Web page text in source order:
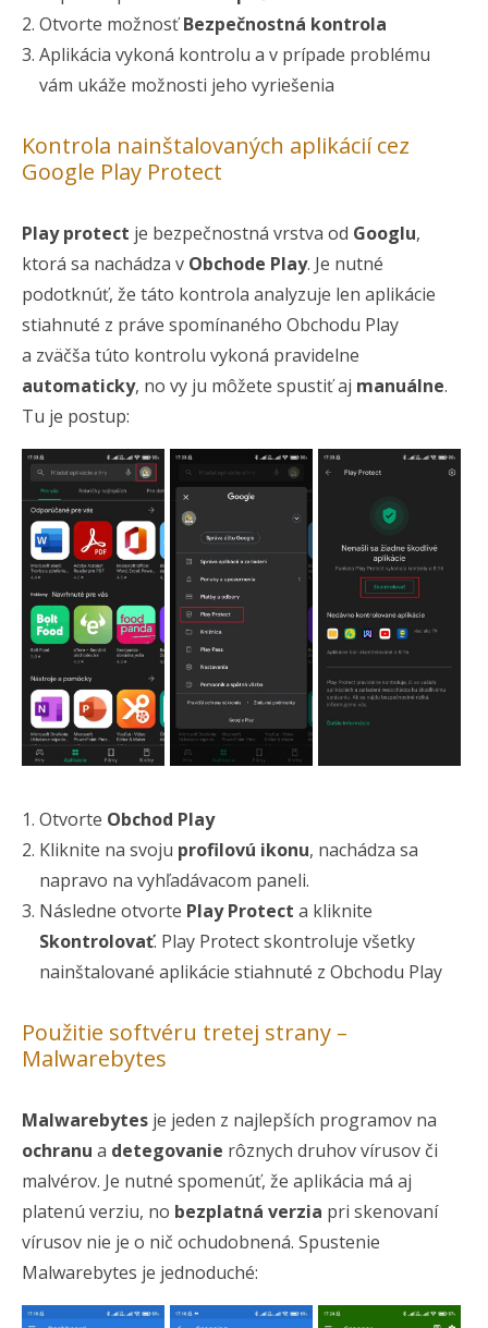
Otvorte možnosťBezpečnostná kontrola
Aplikácia vykoná kontrolu a v prípade problému
vám ukáže možnosti jeho vyriešenia
Kontrola nainštalovaných aplikácií cez
Google Play Protect
Play protect je bezpečnostná vrstva od Googlu,
ktorá sa nachádza v Obchode Play. Je nutné
podotknúť, že táto kontrola analyzuje len aplikácie
stiahnuté z práve spomínaného Obchodu Play
a zväčša túto kontrolu vykoná pravidelne
automaticky, no vy ju môžete spustiť aj manuálne.
Tu je postup:
Otvorte Obchod Play
Kliknite na svoju profilovú ikonu, nachádza sa
napravo na vyhľadávacom paneli.
Následne otvorte Play Protect a kliknite
Skontrolovať. Play Protect skontroluje všetky
nainštalované aplikácie stiahnuté z Obchodu Play
Použitie softvéru tretej strany –
Malwarebytes
Malwarebytes je jeden z najlepších programov na
ochranu a detegovanie rôznych druhov vírusov či
malvérov. Je nutné spomenúť, že aplikácia má aj
platenú verziu, no bezplatná verzia pri skenovaní
vírusov nie je o nič ochudobnená. Spustenie
Malwarebytes je jednoduché: